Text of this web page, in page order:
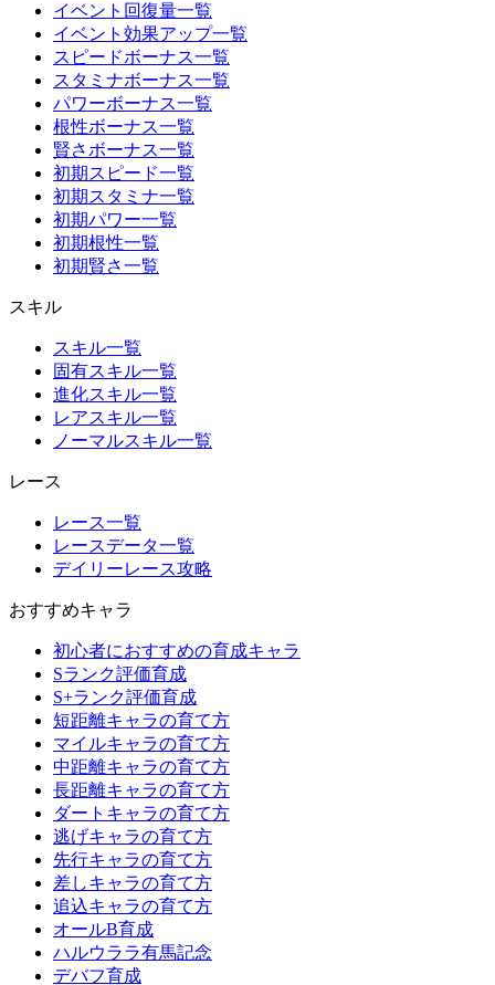
イベント回復量一覧
イベント効果アップ一覧
スピードボーナス一覧
スタミナボーナス一覧
パワーボーナス一覧
根性ボーナス一覧
賢さボーナス一覧
初期スピード一覧
初期スタミナ一覧
初期パワー一覧
初期根性一覧
初期賢さ一覧
スキル
スキル一覧
固有スキル一覧
進化スキル一覧
レアスキル一覧
ノーマルスキル一覧
レース
レース一覧
レースデータ一覧
デイリーレース攻略
おすすめキャラ
初心者におすすめの育成キャラ
Sランク評価育成
S+ランク評価育成
短距離キャラの育て方
マイルキャラの育て方
中距離キャラの育て方
長距離キャラの育て方
ダートキャラの育て方
逃げキャラの育て方
先行キャラの育て方
差しキャラの育て方
追込キャラの育て方
オールB育成
ハルウララ有馬記念
デバフ育成